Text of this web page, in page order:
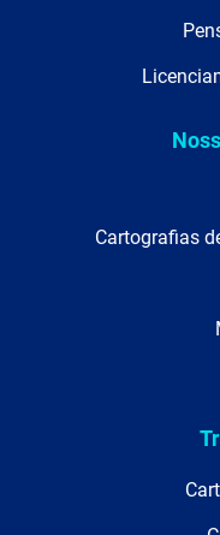
Cartografias